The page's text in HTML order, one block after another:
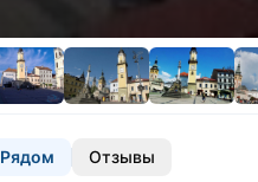
Рядом Отзывы